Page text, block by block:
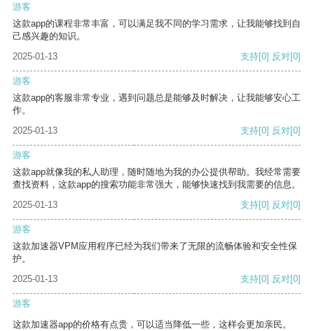
游客
这款app的课程非常丰富，可以满足我不同的学习需求，让我能够找到自
己感兴趣的知识。
2025-01-13
支持[0] 反对[0]
游客
这款app的客服非常专业，遇到问题总是能够及时解决，让我能够安心工
作。
2025-01-13
支持[0] 反对[0]
游客
这款app就像我的私人助理，随时随地为我的办公提供帮助。我经常需要
查找资料，这款app的搜索功能非常强大，能够快速找到我需要的信息。
2025-01-13
支持[0] 反对[0]
游客
这款加速器VPM应用程序已经为我们带来了无限的流畅体验和安全性保
护。
2025-01-13
支持[0] 反对[0]
游客
这款加速器app的价格有点贵，可以适当降低一些，这样会更加亲民。